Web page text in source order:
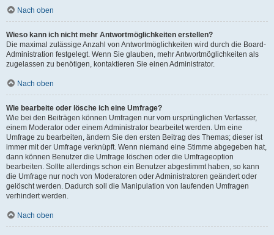
Nach oben
Wieso kann ich nicht mehr Antwortmöglichkeiten erstellen?
Die maximal zulässige Anzahl von Antwortmöglichkeiten wird durch die Board-
Administration festgelegt. Wenn Sie glauben, mehr Antwortmöglichkeiten als
zugelassen zu benötigen, kontaktieren Sie einen Administrator.
Nach oben
Wie bearbeite oder lösche ich eine Umfrage?
Wie bei den Beiträgen können Umfragen nur vom ursprünglichen Verfasser,
einem Moderator oder einem Administrator bearbeitet werden. Um eine
Umfrage zu bearbeiten, ändern Sie den ersten Beitrag des Themas; dieser ist
immer mit der Umfrage verknüpft. Wenn niemand eine Stimme abgegeben hat,
dann können Benutzer die Umfrage löschen oder die Umfrageoption
bearbeiten. Sollte allerdings schon ein Benutzer abgestimmt haben, so kann
die Umfrage nur noch von Moderatoren oder Administratoren geändert oder
gelöscht werden. Dadurch soll die Manipulation von laufenden Umfragen
verhindert werden.
Nach oben